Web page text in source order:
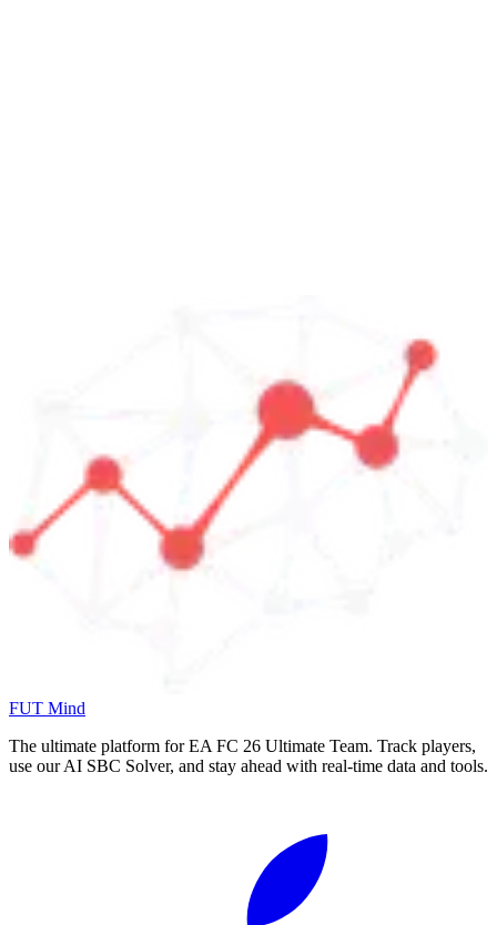
FUT Mind
The ultimate platform for EA FC 26 Ultimate Team. Track players,
use our AI SBC Solver, and stay ahead with real-time data and tools.